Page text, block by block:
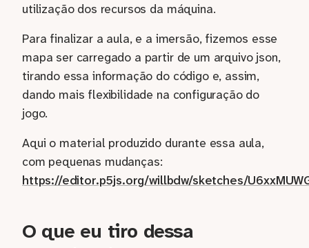
utilização dos recursos da máquina.
Para finalizar a aula, e a imersão, fizemos esse
mapa ser carregado a partir de um arquivo json,
tirando essa informação do código e, assim,
dando mais flexibilidade na configuração do
jogo.
Aqui o material produzido durante essa aula,
com pequenas mudanças:
https://editor.p5js.org/willbdw/sketches/
O que eu tiro dessa